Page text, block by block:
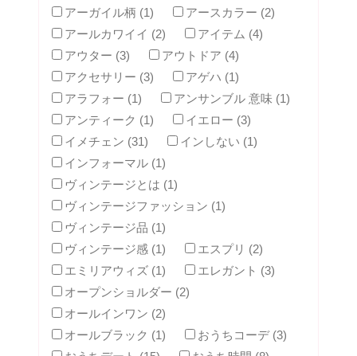
アーガイル柄 (1)
アースカラー (2)
アールカワイイ (2)
アイテム (4)
アウター (3)
アウトドア (4)
アクセサリー (3)
アゲハ (1)
アラフォー (1)
アンサンブル 意味 (1)
アンティーク (1)
イエロー (3)
イメチェン (31)
インしない (1)
インフォーマル (1)
ヴィンテージとは (1)
ヴィンテージファッション (1)
ヴィンテージ品 (1)
ヴィンテージ感 (1)
エスプリ (2)
エミリアウィズ (1)
エレガント (3)
オープンショルダー (2)
オールインワン (2)
オールブラック (1)
おうちコーデ (3)